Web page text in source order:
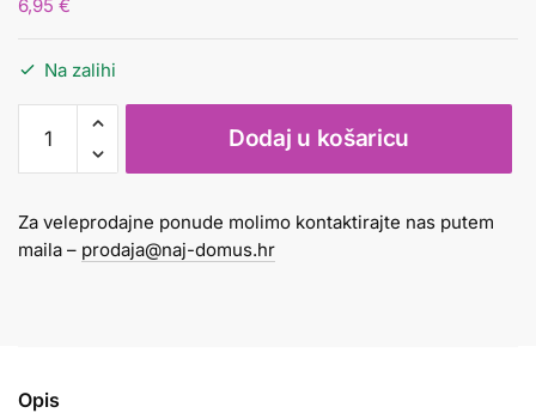
6,95 €
Na zalihi
Das
1
bijeli
količina
Dodaj u košaricu
Za veleprodajne ponude molimo kontaktirajte nas putem
maila – prodaja@naj-domus.hr
Opis